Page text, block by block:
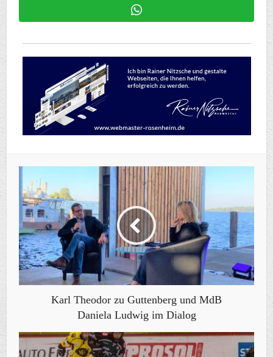
Karl Theodor zu Guttenberg und MdB
Daniela Ludwig im Dialog